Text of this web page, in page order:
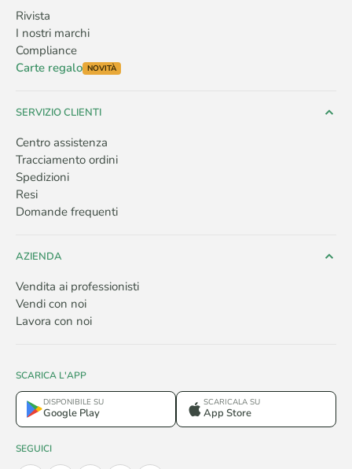
Rivista
I nostri marchi
Compliance
Carte regalo NOVITÀ
SERVIZIO CLIENTI
Centro assistenza
Tracciamento ordini
Spedizioni
Resi
Domande frequenti
AZIENDA
Vendita ai professionisti
Vendi con noi
Lavora con noi
SCARICA L'APP
DISPONIBILE SU
Google Play
SCARICALA SU
App Store
SEGUICI